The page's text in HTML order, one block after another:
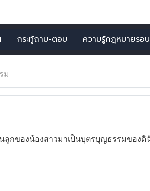
กระทู้ถาม-ตอบ ความรู้กฎหมายรอ
ม
กของน้องสาวมาเป็นบุตรบุญธรรมของ